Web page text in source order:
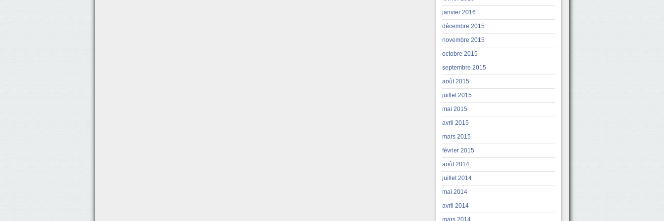
janvier 2016
décembre 2015
novembre 2015
octobre 2015
septembre 2015
août 2015
juillet 2015
mai 2015
avril 2015
mars 2015
février 2015
août 2014
juillet 2014
mai 2014
avril 2014
mars 2014